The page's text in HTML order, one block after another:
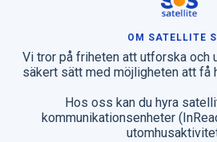
OM SATELLITE
Vi tror på friheten att utforska och
säkert sätt med möjligheten att få
Hos oss kan du hyra
kommunikationsenheter